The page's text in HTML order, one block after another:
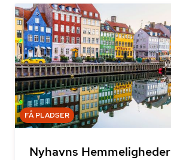
FÅ PLADSER
Nyhavns Hemmeligheder